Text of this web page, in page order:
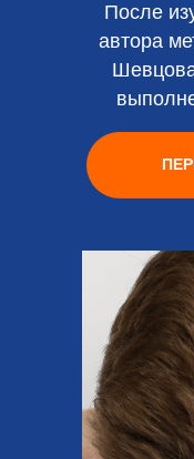
После
автора